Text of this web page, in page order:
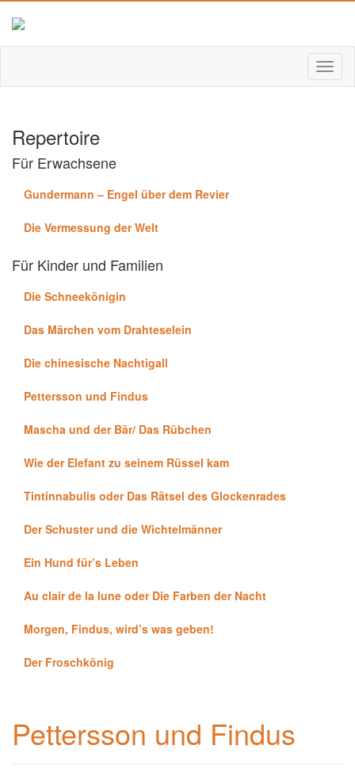
Repertoire
Für Erwachsene
Gundermann – Engel über dem Revier
Die Vermessung der Welt
Für Kinder und Familien
Die Schneekönigin
Das Märchen vom Drahteselein
Die chinesische Nachtigall
Pettersson und Findus
Mascha und der Bär/ Das Rübchen
Wie der Elefant zu seinem Rüssel kam
Tintinnabulis oder Das Rätsel des Glockenrades
Der Schuster und die Wichtelmänner
Ein Hund für’s Leben
Au clair de la lune oder Die Farben der Nacht
Morgen, Findus, wird’s was geben!
Der Froschkönig
Pettersson und Findus